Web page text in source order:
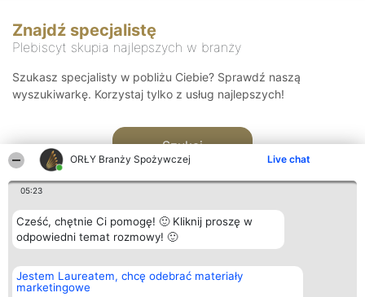
ORŁY Branży Spożywczej Live chat
05:23
Cześć, chętnie Ci pomogę! 🙂 Kliknij proszę w
odpowiedni temat rozmowy! 🙂
Jestem Laureatem, chcę odebrać materiały
marketingowe
Znajdź specjalistę
Plebiscyt skupia najlepszych w branży
Szukasz specjalisty w pobliżu Ciebie? Sprawdź naszą
wyszukiwarkę. Korzystaj tylko z usług najlepszych!
Szukaj
Organizator plebiscytu
Bright Side Solutions sp. z o.
o. sp. k.
Plebiscyt
Laureaci
Kontakt
Kontakt